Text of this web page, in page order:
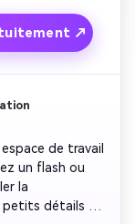
réels –
garder
réflexion ou une
↗
de travail
un flash ou
la
petits détails